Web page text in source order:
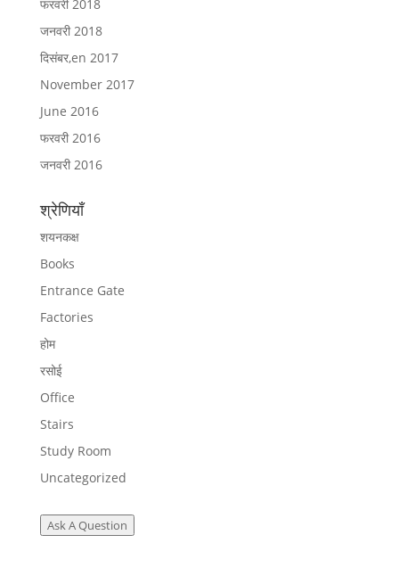
फरवरी 2018
जनवरी 2018
दिसंबर,en 2017
November 2017
June 2016
फरवरी 2016
जनवरी 2016
श्रेणियाँ
शयनकक्ष
Books
Entrance Gate
Factories
होम
रसोई
Office
Stairs
Study Room
Uncategorized
Ask A Question